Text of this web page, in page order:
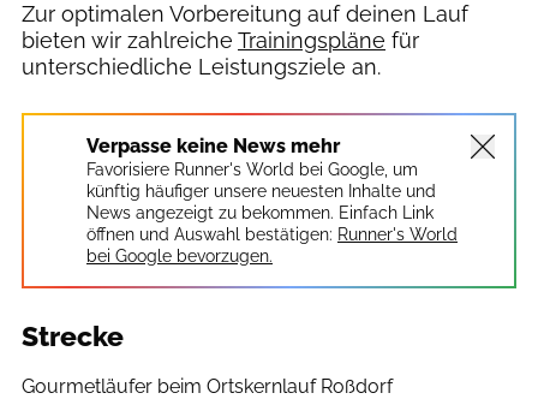
Zur optimalen Vorbereitung auf deinen Lauf
bieten wir zahlreiche Trainingspläne für
unterschiedliche Leistungsziele an.
Verpasse keine News mehr
Favorisiere Runner's World bei Google, um
künftig häufiger unsere neuesten Inhalte und
News angezeigt zu bekommen. Einfach Link
öffnen und Auswahl bestätigen: Runner's World
bei Google bevorzugen.
Strecke
Gourmetläufer beim Ortskernlauf Roßdorf